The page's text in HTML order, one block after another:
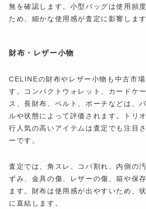
無を確認します。小型バッグは使用頻
ため、細かな使用感が査定に影響します
財布・レザー小物
CELINEの財布やレザー小物も中古市場
す。コンパクトウォレット、カードケ
ス、長財布、ベルト、ポーチなどは、
ルや状態によって評価されます。トリ
行人気の高いアイテムは査定でも注目
ーです。
査定では、角スレ、コバ割れ、内側の
ずみ、金具の傷、レザーの傷、箱や保
ます。財布は使用感が出やすいため、
に直結します。